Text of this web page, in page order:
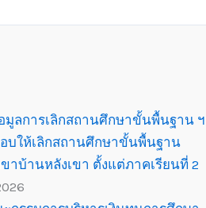
ลการเลิกสถานศึกษาขั้นพื้นฐาน ฯ
บให้เลิกสถานศึกษาขั้นพื้นฐาน
าบ้านหลังเขา ตั้งแต่ภาคเรียนที่ 2